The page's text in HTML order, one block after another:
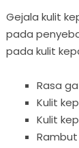
Gejala kulit
pada
pada kulit
Rasa
Kulit
Kulit